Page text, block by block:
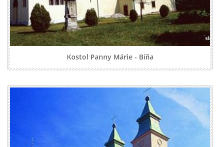
Kostol Panny Márie - Bíňa